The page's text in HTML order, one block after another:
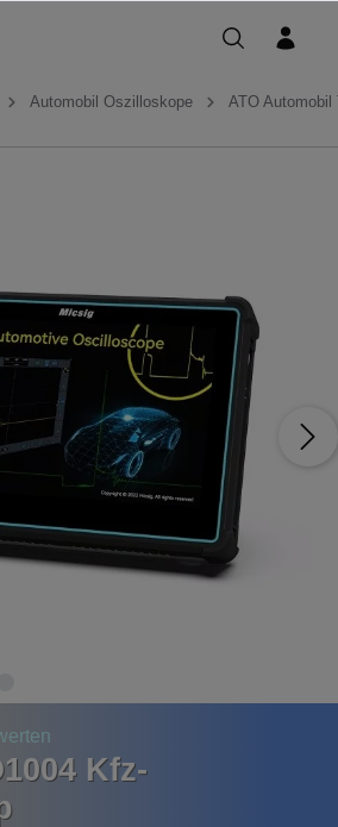
Automobil Oszilloskope ATO Automobil
Kfz-